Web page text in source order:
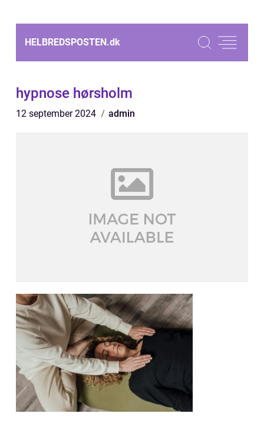
HELBREDSPOSTEN.dk
hypnose hørsholm
12 september 2024 admin